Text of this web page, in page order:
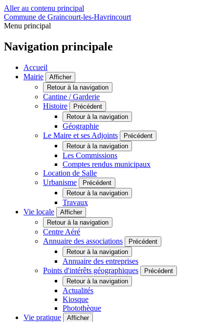
Aller au contenu principal
Commune de Graincourt-les-Havrincourt
Menu principal
Navigation principale
Accueil
Mairie
Afficher
Retour à la navigation
Cantine / Garderie
Histoire
Précédent
Retour à la navigation
Géographie
Le Maire et ses Adjoints
Précédent
Retour à la navigation
Les Commissions
Comptes rendus municipaux
Location de Salle
Urbanisme
Précédent
Retour à la navigation
Travaux
Vie locale
Afficher
Retour à la navigation
Centre Aéré
Annuaire des associations
Précédent
Retour à la navigation
Annuaire des entreprises
Points d'intérêts géographiques
Précédent
Retour à la navigation
Actualités
Kiosque
Photothèque
Vie pratique
Afficher